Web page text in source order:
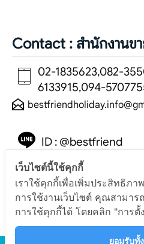
Contact : สำนักงานข
02-1835623,082-
6133915,094-
ID : @bestfriend
(มีแอดนำหน้า)
เว็บไซต์นี้ใช้คุกกี้
เราใช้คุกกี้เพื่อเพิ่มประสิทธิภ
การใช้งานเว็บไซต์ คุณสามาร
การใช้คุกกี้ได้ โดยคลิก "การตั้
ยอมรับทั้